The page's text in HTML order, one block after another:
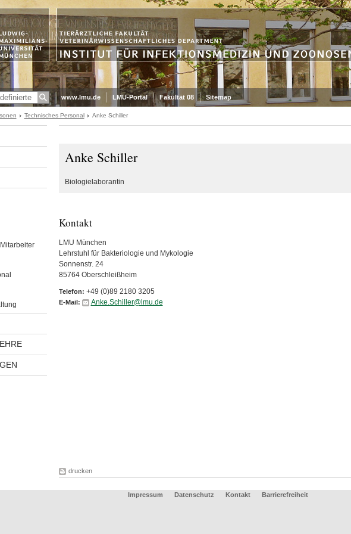
www.lmu.de LMU-Portal Fakultät 08 Sitemap
Technisches Personal Anke Schiller
Anke Schiller
Biologielaborantin
Kontakt
LMU München
Lehrstuhl für Bakteriologie und Mykologie
Sonnenstr. 24
85764 Oberschleißheim
Telefon: +49 (0)89 2180 3205
E-Mail: Anke.Schiller@lmu.de
drucken
Impressum Datenschutz Kontakt Barrierefreiheit